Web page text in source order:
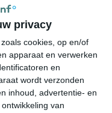
privacy
cookies, op en/of
apparaat en verwerken
en
wordt verzonden
inhoud, advertentie- en
van